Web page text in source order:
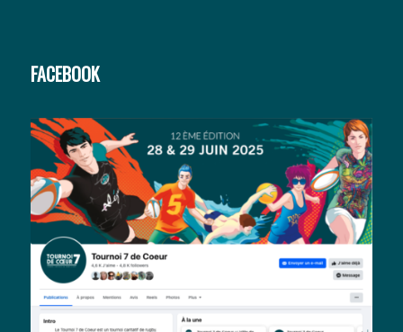
FACEBOOK